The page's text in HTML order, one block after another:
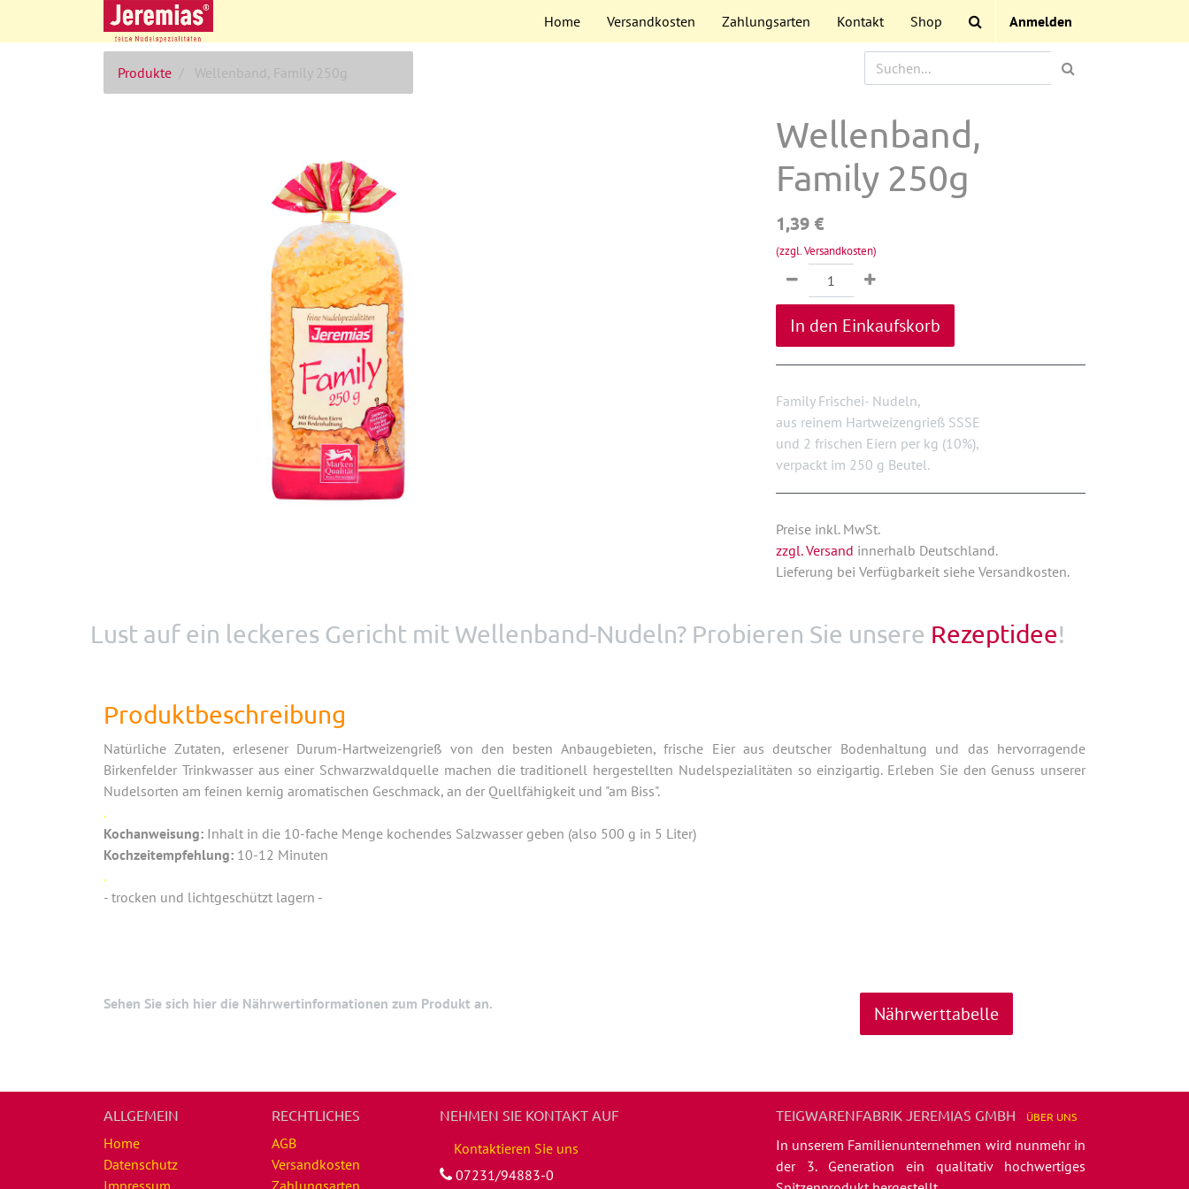
Home Versandkosten Zahlungsarten Kontakt Shop Anmelden
Produkte Wellenband, Family 250g
Wellenband,
Family 250g
1,39 €
(zzgl. Versandkosten)
In den Einkaufskorb
Family Frischei- Nudeln,
aus reinem Hartweizengrieß SSSE
und 2 frischen Eiern per kg (10%),
verpackt im 250 g Beutel.
Preise inkl. MwSt.
zzgl. Versand innerhalb Deutschland.
Lieferung bei Verfügbarkeit siehe Versandkosten.
Lust auf ein leckeres Gericht mit Wellenband-Nudeln? Probieren Sie unsere Rezeptidee!
Produktbeschreibung
Natürliche Zutaten, erlesener Durum-Hartweizengrieß von den besten Anbaugebieten, frische Eier aus deutscher Bodenhaltung und das hervorragende
Birkenfelder Trinkwasser aus einer Schwarzwaldquelle machen die traditionell hergestellten Nudelspezialitäten so einzigartig. Erleben Sie den Genuss unserer
Nudelsorten am feinen kernig aromatischen Geschmack, an der Quellfähigkeit und "am Biss".
.
Kochanweisung: Inhalt in die 10-fache Menge kochendes Salzwasser geben (also 500 g in 5 Liter)
Kochzeitempfehlung: 10-12 Minuten
.
- trocken und lichtgeschützt lagern -
Sehen Sie sich hier die Nährwertinformationen zum Produkt an. Nährwerttabelle
ALLGEMEIN
Home
Datenschutz
Impressum
RECHTLICHES
AGB
Versandkosten
Zahlungsarten
NEHMEN SIE KONTAKT AUF
Kontaktieren Sie uns
07231/94883-0
TEIGWARENFABRIK JEREMIAS GMBH ÜBER UNS
In unserem Familienunternehmen wird nunmehr in
der 3. Generation ein qualitativ hochwertiges